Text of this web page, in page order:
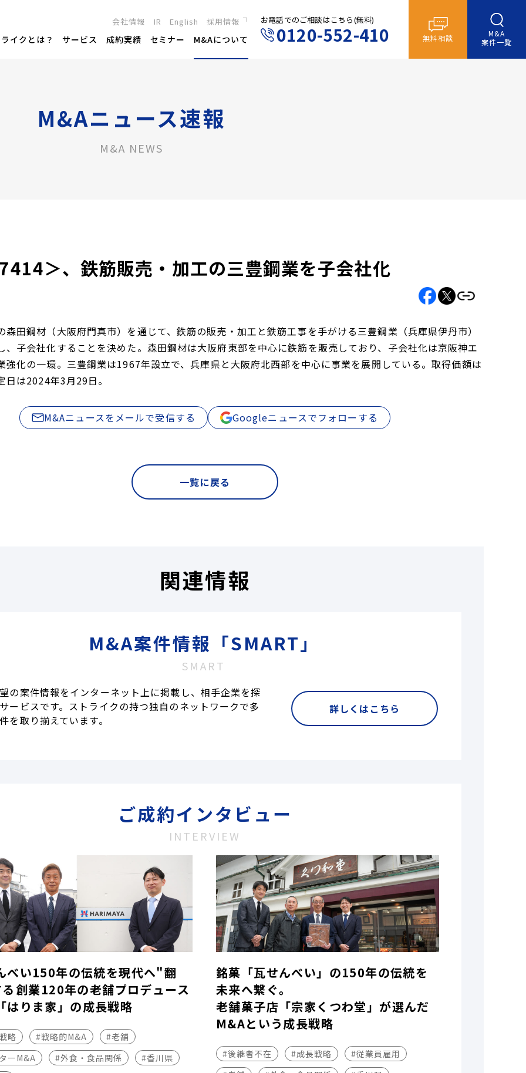
会社情報 IR English 採用情報
新卒採用
キャリア採用
イクとは？ サービス 成約実績 セミナー M&Aについて
お電話でのご相談はこちら(無料)
0120-552-410 無料相談
M&A
案件一覧
M&Aニュース速報
M&A NEWS
＞、鉄筋販売・加工の三豊鋼業を子会社化
森田鋼材（大阪府門真市）を通じて、鉄筋の販売・加工と鉄筋工事を手がける三豊鋼業（兵庫県伊丹市）
、子会社化することを決めた。森田鋼材は大阪府東部を中心に鉄筋を販売しており、子会社化は京阪神エ
強化の一環。三豊鋼業は1967年設立で、兵庫県と大阪府北西部を中心に事業を展開している。取得価額は
日は2024年3月29日。
M&Aニュースをメールで受信する Googleニュースでフォローする
一覧に戻る
関連情報
M&A案件情報「SMART」
SMART
の案件情報をインターネット上に掲載し、相手企業を探
ービスです。ストライクの持つ独自のネットワークで多
を取り揃えています。
詳しくはこちら
ご成約インタビュー
INTERVIEW
べい150年の伝統を現代へ"翻
――創業120年の老舗プロデュース
はりま家」の成長戦略
略 #戦略的M&A
#老舗
ーM&A
#外食・食品関係
#香川県
銘菓「瓦せんべい」の150年の伝統を
未来へ繋ぐ。
老舗菓子店「宗家くつわ堂」が選んだ
M&Aという成長戦略
#後継者不在 #成長戦略
#従業員雇用